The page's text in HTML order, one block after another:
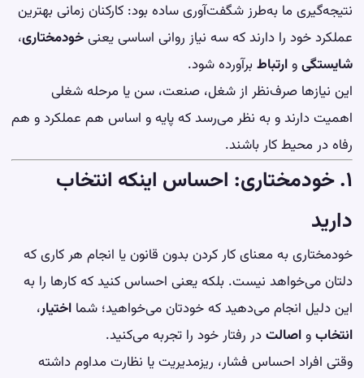
نتیجه‌گیری ما به‌طرز شگفت‌آوری ساده بود: کارکنان زمانی بهترین
عملکرد خود را دارند که سه نیاز روانی اساسی یعنیخودمختاری،
شایستگیوارتباطبرآورده شود.
این نیازها صرف‌نظر از شغل، صنعت، سن یا مرحله شغلی
اهمیت دارند و به نظر می‌رسد که پایه و اساس هم عملکرد و هم
رفاه در محیط کار باشند.
۱. خودمختاری: احساس اینکه انتخاب
دارید
خودمختاری به معنای کار کردن بدون قانون یا انجام هر کاری که
دلتان می‌خواهد نیست. بلکه یعنی احساس کنید که کارها را به
این دلیل انجام می‌دهید که خودتان می‌خواهید؛ شما اختیار،
انتخابواصالتدر رفتار خود را تجربه می‌کنید.
وقتی افراد احساس فشار، ریزمدیریت یا نظارت مداوم داشته